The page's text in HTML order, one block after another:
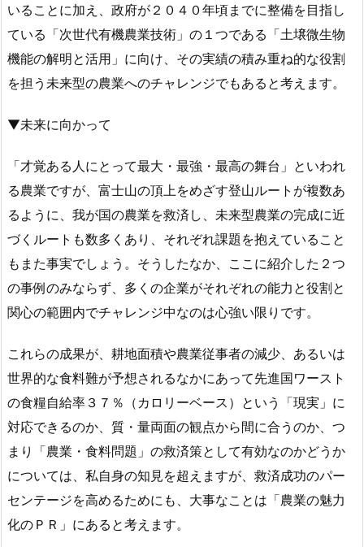
いることに加え、政府が２０４０年頃までに整備を目指し
ている「次世代有機農業技術」の１つである「土壌微生物
機能の解明と活用」に向け、その実績の積み重ね的な役割
を担う未来型の農業へのチャレンジでもあると考えます。
▼未来に向かって
「才覚ある人にとって最大・最強・最高の舞台」といわれ
る農業ですが、富士山の頂上をめざす登山ルートが複数あ
るように、我が国の農業を救済し、未来型農業の完成に近
づくルートも数多くあり、それぞれ課題を抱えていること
もまた事実でしょう。そうしたなか、ここに紹介した２つ
の事例のみならず、多くの企業がそれぞれの能力と役割と
関心の範囲内でチャレンジ中なのは心強い限りです。
これらの成果が、耕地面積や農業従事者の減少、あるいは
世界的な食料難が予想されるなかにあって先進国ワースト
の食糧自給率３７％（カロリーベース）という「現実」に
対応できるのか、質・量両面の観点から間に合うのか、つ
まり「農業・食料問題」の救済策として有効なのかどうか
については、私自身の知見を超えますが、救済成功のパー
センテージを高めるためにも、大事なことは「農業の魅力
化のＰＲ」にあると考えます。